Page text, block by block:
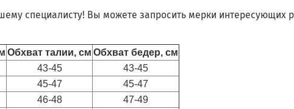
специалисту! Вы можете запросить мерки интересующих
Обхват талии, см Обхват бедер, см
43-45
43-45
45-47
45-47
46-48
47-49